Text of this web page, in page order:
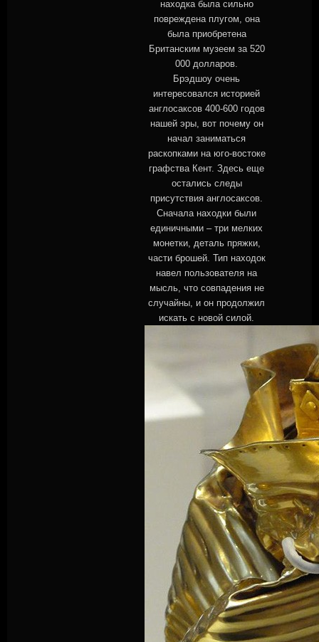
находка была сильно
повреждена плугом, она
была приобретена
Британским музеем за 520
000 долларов.
Брэдшоу очень
интересовался историей
англосаксов 400-600 годов
нашей эры, вот почему он
начал заниматься
раскопками на юго-востоке
графства Кент. Здесь еще
остались следы
присутствия англосаксов.
Сначала находки были
единичными – три мелких
монетки, деталь пряжки,
части брошей. Тип находок
навел пользователя на
мысль, что совпадения не
случайны, и он продолжил
искать с новой силой.